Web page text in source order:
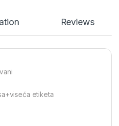
Reviews
etiketa